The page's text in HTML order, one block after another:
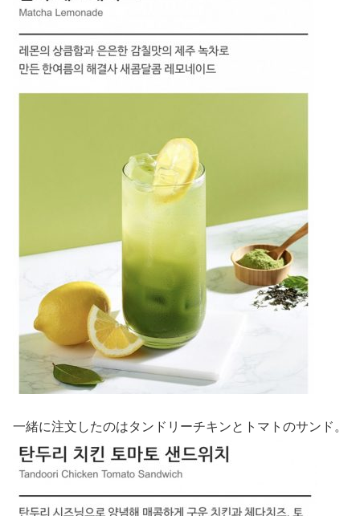
一緒に注文したのはタンドリーチキンとトマトのサンド。